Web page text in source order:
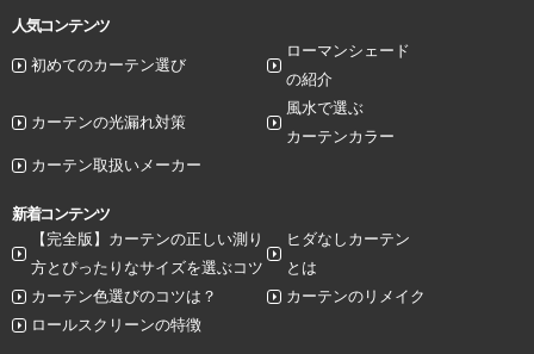
人気コンテンツ
初めてのカーテン選び
ローマンシェード
の紹介
カーテンの光漏れ対策
風水で選ぶ
カーテンカラー
カーテン取扱いメーカー
新着コンテンツ
【完全版】カーテンの正しい測り
方とぴったりなサイズを選ぶコツ
ヒダなしカーテン
とは
カーテン色選びのコツは？
カーテンのリメイク
ロールスクリーンの特徴